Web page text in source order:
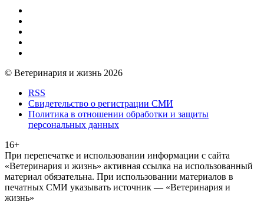
© Ветеринария и жизнь 2026
RSS
Свидетельство о регистрации СМИ
Политика в отношении обработки и защиты
персональных данных
16+
При перепечатке и использовании информации с сайта
«Ветеринария и жизнь» активная ссылка на использованный
материал обязательна. При использовании материалов в
печатных СМИ указывать источник — «Ветеринария и
жизнь»